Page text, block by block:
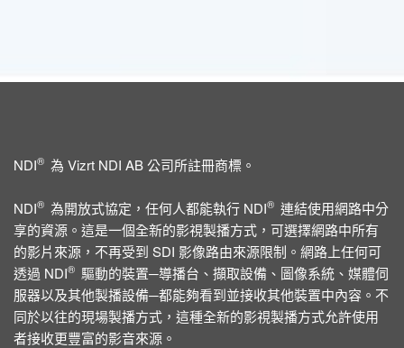
NDI® 為 Vizrt NDI AB 公司所註冊商標。
NDI® 為開放式協定，任何人都能執行 NDI® 連結使用網路中分
享的資源。這是一個全新的影視製播方式，可選擇網路中所有
的影片來源，不再受到 SDI 影像路由來源限制。網路上任何可
透過 NDI® 驅動的裝置─導播台、擷取設備、圖像系統、媒體伺
服器以及其他製播設備─都能夠看到並接收其他裝置中內容。不
同於以往的現場製播方式，這種全新的影視製播方式允許使用
者接收更豐富的影音來源。